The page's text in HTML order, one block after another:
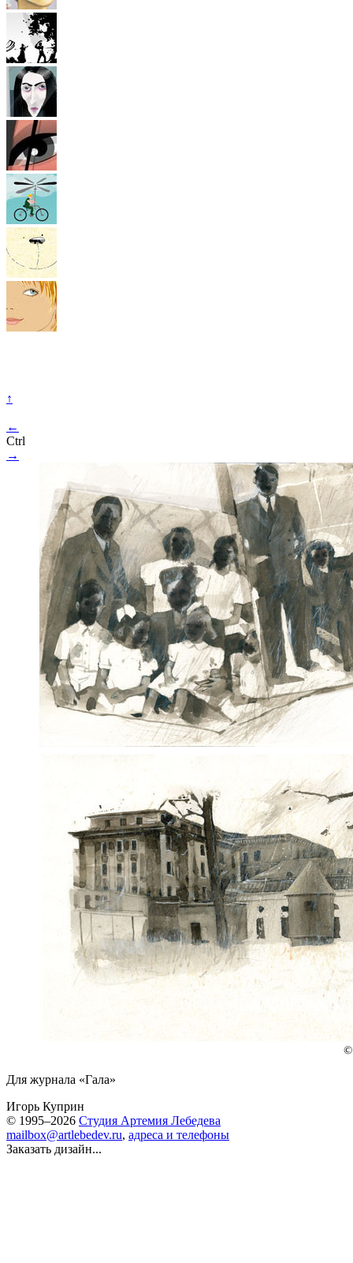
↑
←
Ctrl
→
Для журнала «Гала»
Игорь Куприн
© 1995–2026 Студия Артемия Лебедева
mailbox@artlebedev.ru, адреса и телефоны
Заказать дизайн...